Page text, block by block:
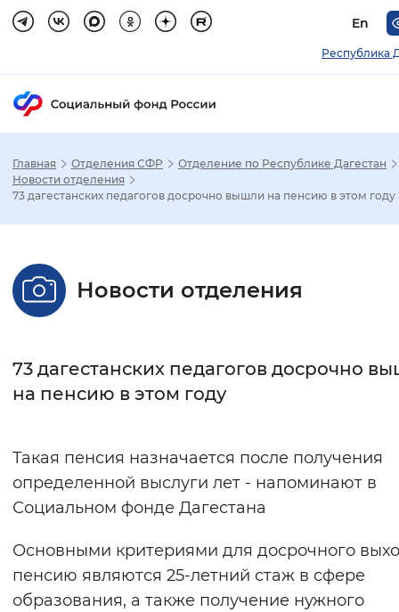
En
Республика
Настройка режима отображения
Стандартный Увеличенный
Нормальный Увеличенный
Цвет сайта
Монохромный Инверсивный
Синий фон
Главная Отделения СФР
Отделение по Республике Дагестан
Новости отделения
73 дагестанских педагогов досрочно вышли на пенсию в этом году
Новости отделения
73 дагестанских педагогов досрочно
на пенсию в этом году
Такая пенсия назначается после получения
определенной выслуги лет - напоминают в
Социальном фонде Дагестана
Основными критериями для досрочного
пенсию являются 25-летний стаж в сфере
образования, а также получение нужного